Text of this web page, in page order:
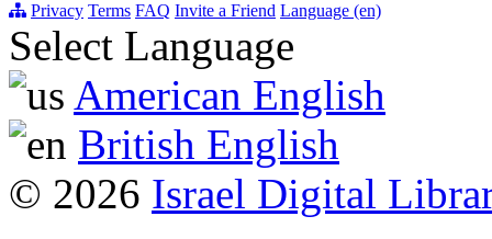
Privacy Terms FAQ Invite a Friend Language (en)
Select Language
American English
British English
© 2026 Israel Digital